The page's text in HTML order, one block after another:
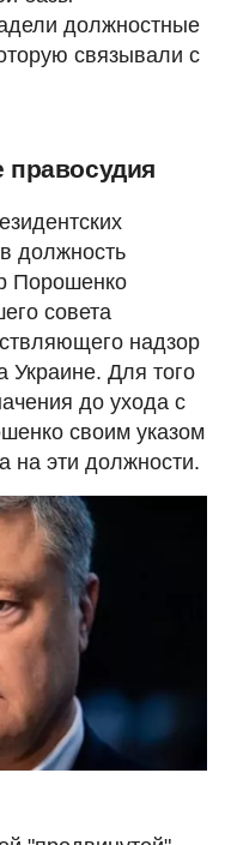
должностные
связывали с
должность
Порошенко
совета
надзор
Украине. Для того
до ухода с
своим указом
на эти должности.